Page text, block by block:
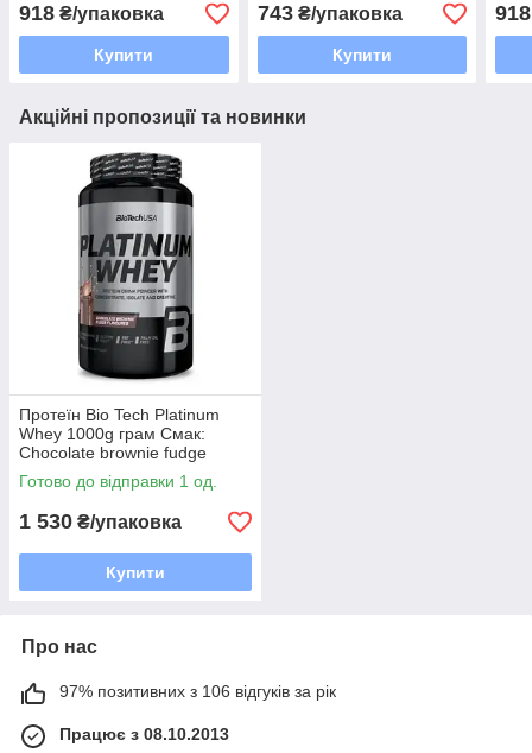
918 ₴/упаковка
Купити
743₴/упаковка
Купити
918
Акційні пропозиції та новинки
Протеїн Bio Tech Platinum
Whey 1000g грам Смак:
Chocolate brownie fudge
Готово до відправки 1 од.
1 530 ₴/упаковка
Купити
Про нас
97% позитивних з 106 відгуків за рік
Працює з 08.10.2013